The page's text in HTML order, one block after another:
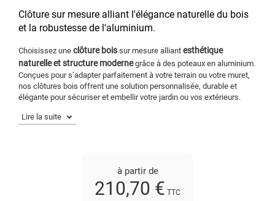
Clôture sur mesure alliant l'élégance naturelle du bois
et la robustesse de l'aluminium.
Choisissez une clôture bois sur mesure alliant esthétique
naturelle et structure modernegrâce à des poteaux en aluminium.
Conçues pour s’adapter parfaitement à votre terrain ou votre muret,
nos clôtures bois offrent une solution personnalisée, durable et
élégante pour sécuriser et embellir votre jardin ou vos extérieurs.
à partir de
210,70 € TTC